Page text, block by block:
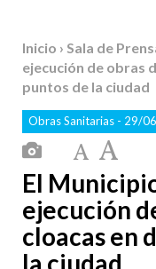
Inicio › Sala de
ejecución de obras
puntos de la ciudad
Obras Sanitarias - 29/
El
ejecución
cloacas en
la ciudad